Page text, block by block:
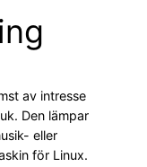
av intresse
Den lämpar
eller
för Linux.